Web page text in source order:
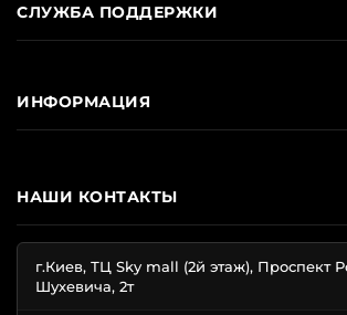
НАШИ КОНТАКТЫ
г.Киев, ТЦ Sky mall (2й этаж), Проспект
Шухевича, 2т
СЛУЖБА ПОДДЕРЖКИ
ИНФОРМАЦИЯ